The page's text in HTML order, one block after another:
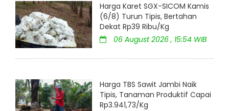
Harga Karet SGX-SICOM Kamis
(6/8) Turun Tipis, Bertahan
Dekat Rp39 Ribu/Kg
06 August 2026 , 15:54 WIB
Harga TBS Sawit Jambi Naik
Tipis, Tanaman Produktif Capai
Rp3.941,73/Kg